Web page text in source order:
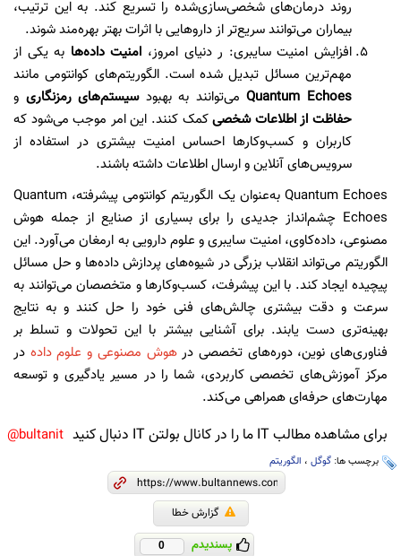
روند درمان‌های شخصی‌سازی‌شده را تسریع کند. به این ترتیب،
بیماران می‌توانند سریع‌تر از داروهایی با اثرات بهتر بهره‌مند شوند.
افزایش امنیت سایبری: ر دنیای امروز، امنیت داده‌ها به یکی از
مهم‌ترین مسائل تبدیل شده است. الگوریتم‌های کوانتومی مانند
Quantum Echoesمی‌توانند به بهبودسیستم‌های رمزنگاری و
حفاظت از اطلاعات شخصیکمک کنند. این امر موجب می‌شود که
کاربران و کسب‌وکارها احساس امنیت بیشتری در استفاده از
سرویس‌های آنلاین و ارسال اطلاعات داشته باشند.
Quantum Echoes به‌عنوان یک الگوریتم کوانتومی پیشرفته، Quantum
Echoes چشم‌انداز جدیدی را برای بسیاری از صنایع از جمله هوش
مصنوعی، داده‌کاوی، امنیت سایبری و علوم دارویی به ارمغان می‌آورد. این
الگوریتم می‌تواند انقلاب بزرگی در شیوه‌های پردازش داده‌ها و حل مسائل
پیچیده ایجاد کند. با این پیشرفت، کسب‌وکارها و متخصصان می‌توانند به
سرعت و دقت بیشتری چالش‌های فنی خود را حل کنند و به نتایج
بهینه‌تری دست یابند. برای آشنایی بیشتر با این تحولات و تسلط بر
فناوری‌های نوین، دوره‌های تخصصی درهوش مصنوعی و علوم داده در
مرکز آموزش‌های تخصصی کاربردی، شما را در مسیر یادگیری و توسعه
مهارت‌های حرفه‌ای همراهی می‌کند.
برای مشاهده مطالب IT ما را در کانال بولتن IT دنبال کنید bultanit@
برچسب ها: گوگل ، الگوریتم
گزارش خطا
پسندیدم 0